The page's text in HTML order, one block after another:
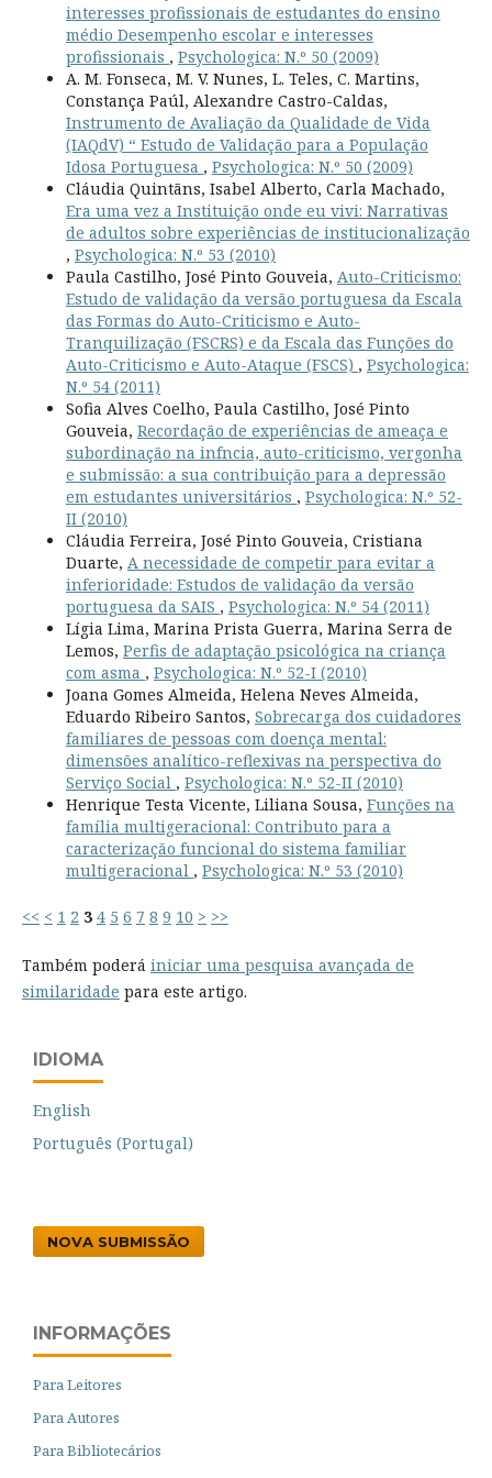
interesses profissionais de estudantes do ensino
médio Desempenho escolar e interesses
profissionais , Psychologica: N.º 50 (2009)
A. M. Fonseca, M. V. Nunes, L. Teles, C. Martins,
Constança Paúl, Alexandre Castro-Caldas,
Instrumento de Avaliação da Qualidade de Vida
(IAQdV) “ Estudo de Validação para a População
Idosa Portuguesa , Psychologica: N.º 50 (2009)
Cláudia Quintãns, Isabel Alberto, Carla Machado,
Era uma vez a Instituição onde eu vivi: Narrativas
de adultos sobre experiências de institucionalização
, Psychologica: N.º 53 (2010)
Paula Castilho, José Pinto Gouveia, Auto-Criticismo:
Estudo de validação da versão portuguesa da Escala
das Formas do Auto-Criticismo e Auto-
Tranquilização (FSCRS) e da Escala das Funções do
Auto-Criticismo e Auto-Ataque (FSCS) , Psychologica:
N.º 54 (2011)
Sofia Alves Coelho, Paula Castilho, José Pinto
Gouveia, Recordação de experiências de ameaça e
subordinação na infncia, auto-criticismo, vergonha
e submissão: a sua contribuição para a depressão
em estudantes universitários , Psychologica: N.º 52-
II (2010)
Cláudia Ferreira, José Pinto Gouveia, Cristiana
Duarte, A necessidade de competir para evitar a
inferioridade: Estudos de validação da versão
portuguesa da SAIS , Psychologica: N.º 54 (2011)
Lígia Lima, Marina Prista Guerra, Marina Serra de
Lemos, Perfis de adaptação psicológica na criança
com asma , Psychologica: N.º 52-I (2010)
Joana Gomes Almeida, Helena Neves Almeida,
Eduardo Ribeiro Santos, Sobrecarga dos cuidadores
familiares de pessoas com doença mental:
dimensões analítico-reflexivas na perspectiva do
Serviço Social , Psychologica: N.º 52-II (2010)
Henrique Testa Vicente, Liliana Sousa, Funções na
família multigeracional: Contributo para a
caracterização funcional do sistema familiar
multigeracional , Psychologica: N.º 53 (2010)
<< < 1 2 3 4 5 6 7 8 9 10 > >>
Também poderá iniciar uma pesquisa avançada de
similaridade para este artigo.
IDIOMA
English
Português (Portugal)
NOVA SUBMISSÃO
INFORMAÇÕES
Para Leitores
Para Autores
Para Bibliotecários